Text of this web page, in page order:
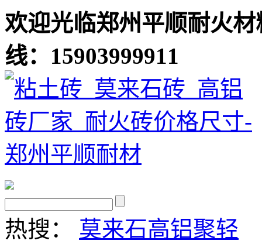
欢迎光临郑州平顺耐火
线：15903999911
热搜： 莫来石高铝聚轻